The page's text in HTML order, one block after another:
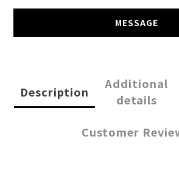
MESSAGE
Description
Additional
details
Customer